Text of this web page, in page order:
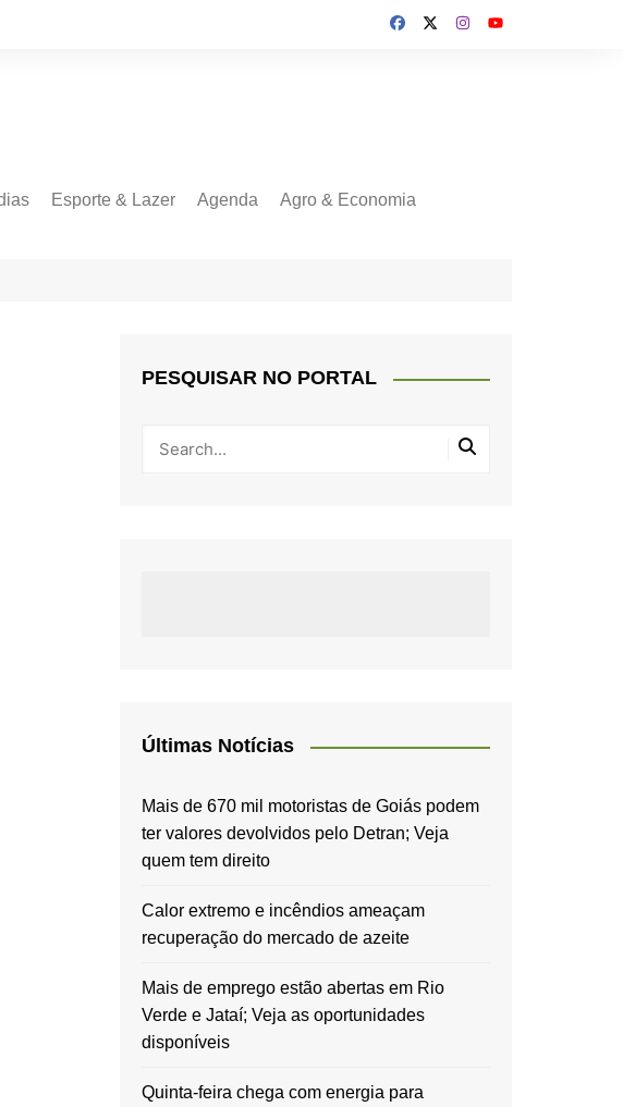
Esporte & Lazer Agenda Agro & Economia
PESQUISAR NO PORTAL
Últimas Notícias
Mais de 670 mil motoristas de Goiás podem
ter valores devolvidos pelo Detran; Veja
quem tem direito
Calor extremo e incêndios ameaçam
recuperação do mercado de azeite
Mais de emprego estão abertas em Rio
Verde e Jataí; Veja as oportunidades
disponíveis
Quinta-feira chega com energia para